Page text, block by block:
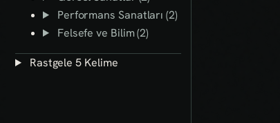
Performans Sanatları (2)
Felsefe ve Bilim (2)
Rastgele 5 Kelime